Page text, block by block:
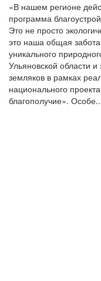
«В нашем регионе
программа
Это не просто
это наша общая
уникального
Ульяновской области и
земляков в рамках
национального
благополучие».